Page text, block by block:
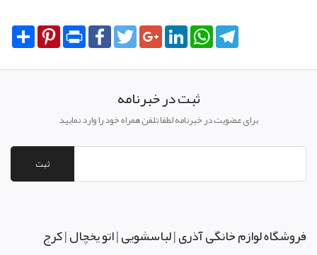
Share PinterestPrint FacebookTwitterGoogle+LinkedInWhatsApp
ثبت در خبرنامه
برای عضویت در خبرنامه لطفا تلفن همراه خود را وارد نمایید
ثبت
فروشگاه لوازم خانگی آذری | لباسشویی | اتو یخچال | کرج